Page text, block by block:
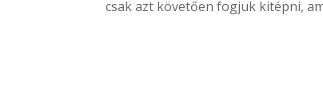
csak azt követően fogjuk kitépni,